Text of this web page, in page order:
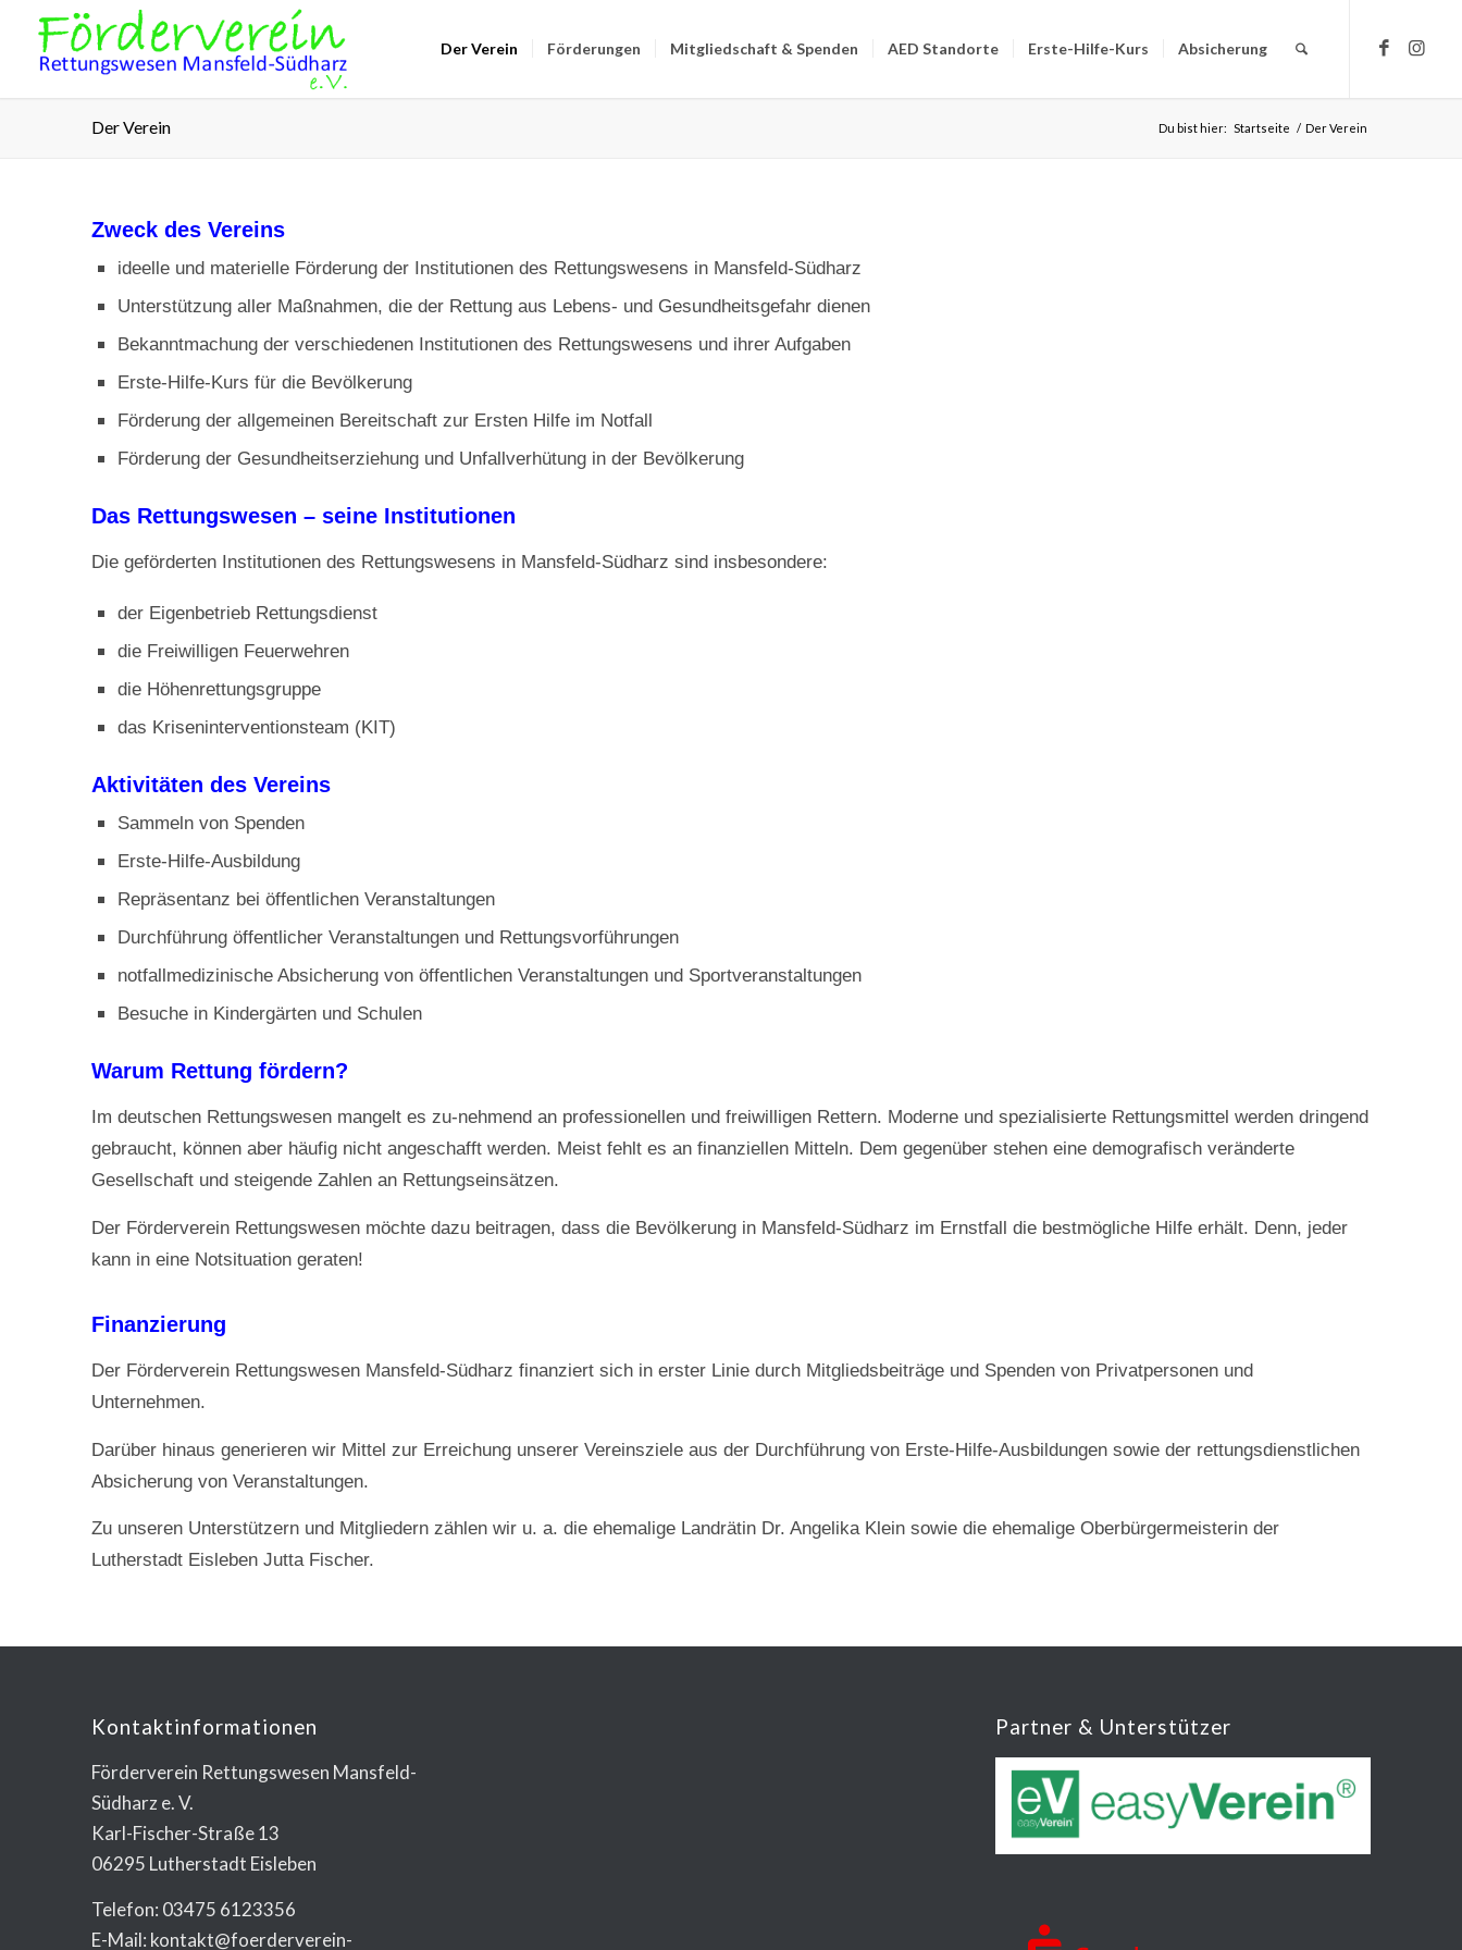
Der Verein Förderungen Mitgliedschaft & Spenden AED Standorte Erste-Hilfe-Kurs Absicherung
Der Verein Du bist hier: Startseite / Der Verein
Zweck des Vereins
ideelle und materielle Förderung der Institutionen des Rettungswesens in Mansfeld-Südharz
Unterstützung aller Maßnahmen, die der Rettung aus Lebens- und Gesundheitsgefahr dienen
Bekanntmachung der verschiedenen Institutionen des Rettungswesens und ihrer Aufgaben
Erste-Hilfe-Kurs für die Bevölkerung
Förderung der allgemeinen Bereitschaft zur Ersten Hilfe im Notfall
Förderung der Gesundheitserziehung und Unfallverhütung in der Bevölkerung
Das Rettungswesen – seine Institutionen
Die geförderten Institutionen des Rettungswesens in Mansfeld-Südharz sind insbesondere:
der Eigenbetrieb Rettungsdienst
die Freiwilligen Feuerwehren
die Höhenrettungsgruppe
das Kriseninterventionsteam (KIT)
Aktivitäten des Vereins
Sammeln von Spenden
Erste-Hilfe-Ausbildung
Repräsentanz bei öffentlichen Veranstaltungen
Durchführung öffentlicher Veranstaltungen und Rettungsvorführungen
notfallmedizinische Absicherung von öffentlichen Veranstaltungen und Sportveranstaltungen
Besuche in Kindergärten und Schulen
Warum Rettung fördern?
Im deutschen Rettungswesen mangelt es zu-nehmend an professionellen und freiwilligen Rettern. Moderne und spezialisierte Rettungsmittel werden dringend
gebraucht, können aber häufig nicht angeschafft werden. Meist fehlt es an finanziellen Mitteln. Dem gegenüber stehen eine demografisch veränderte
Gesellschaft und steigende Zahlen an Rettungseinsätzen.
Der Förderverein Rettungswesen möchte dazu beitragen, dass die Bevölkerung in Mansfeld-Südharz im Ernstfall die bestmögliche Hilfe erhält. Denn, jeder
kann in eine Notsituation geraten!
Finanzierung
Der Förderverein Rettungswesen Mansfeld-Südharz finanziert sich in erster Linie durch Mitgliedsbeiträge und Spenden von Privatpersonen und
Unternehmen.
Darüber hinaus generieren wir Mittel zur Erreichung unserer Vereinsziele aus der Durchführung von Erste-Hilfe-Ausbildungen sowie der rettungsdienstlichen
Absicherung von Veranstaltungen.
Zu unseren Unterstützern und Mitgliedern zählen wir u. a. die ehemalige Landrätin Dr. Angelika Klein sowie die ehemalige Oberbürgermeisterin der
Lutherstadt Eisleben Jutta Fischer.
Kontaktinformationen
Förderverein Rettungswesen Mansfeld-
Südharz e. V.
Karl-Fischer-Straße 13
06295 Lutherstadt Eisleben
Telefon: 03475 6123356
E-Mail: kontakt@foerderverein-
Partner & Unterstützer